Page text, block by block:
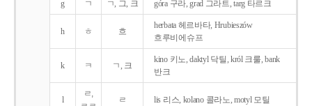
g ㄱ ㄱ, 그, 크 góra 구라, grad 그라트, targ 타르크
h ㅎ 흐
herbata 헤르바타, Hrubieszów
흐루비에슈프
k ㅋ ㄱ, 크
kino 키노, daktyl 닥틸, król 크룰, bank
반크
l
ㄹ,
ㄹ lis 리스, kolano 콜라노, motyl 모틸